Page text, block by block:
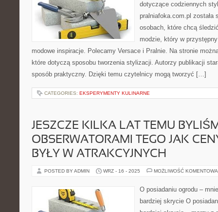
dotyczące codziennych
pralniafoka.com.pl została
osobach, które chcą
modzie, który w
modowe inspiracje. Polecamy Versace i Pralnie. Na stronie
które dotyczą sposobu tworzenia stylizacji. Autorzy publikacji
sposób praktyczny. Dzięki temu czytelnicy mogą tworzyć […]
CATEGORIES: EKSPERYMENTY KULINARNE
JESZCZE KILKA LAT TEMU
OBSERWATORAMI TEGO JAK
BYŁY W ATRAKCYJNYCH
POSTED BY ADMIN WRZ - 16 - 2025 MOŻLIWOŚĆ
O posiadaniu ogrodu –
bardziej skrycie O